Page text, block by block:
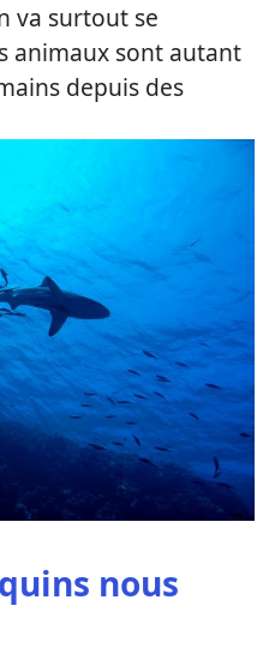
va surtout se
animaux sont autant
depuis des
nous